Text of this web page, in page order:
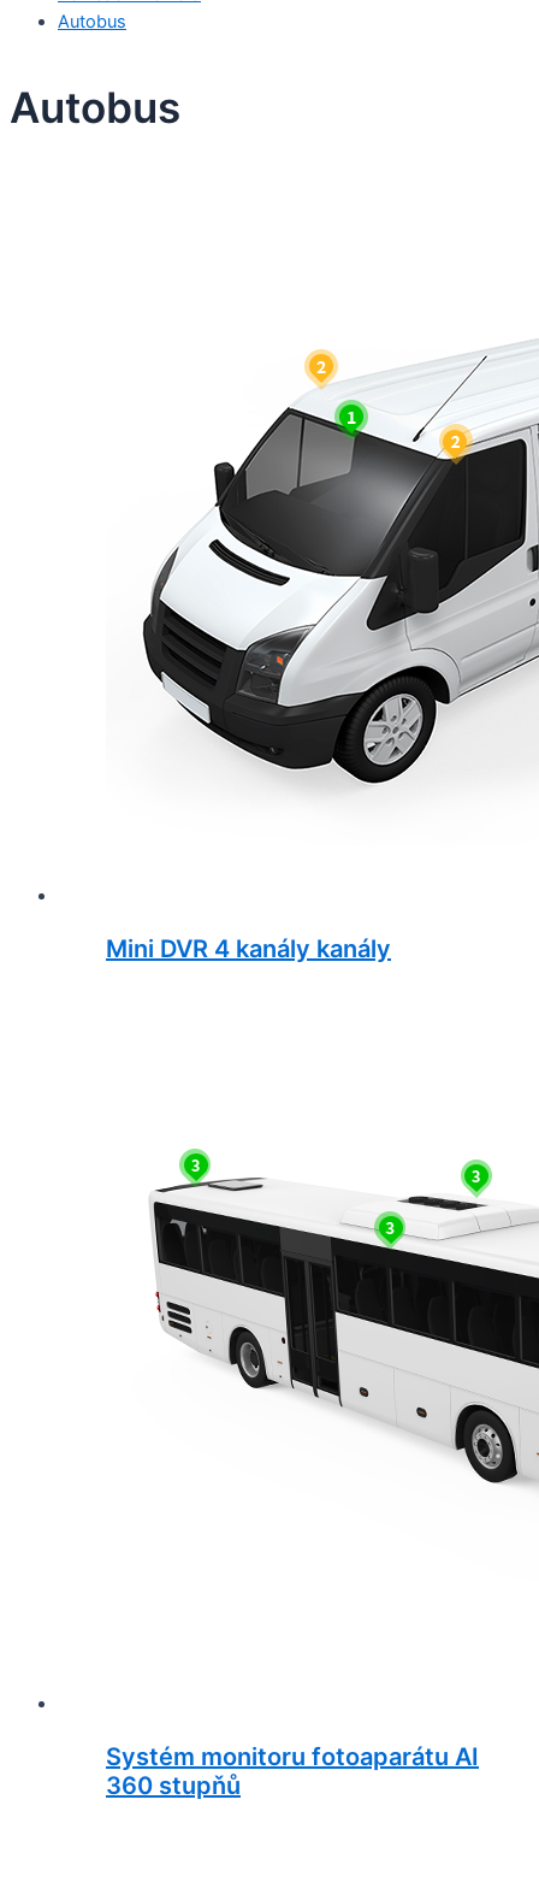
Autobus
Autobus
Mini DVR 4 kanály kanály
Systém monitoru fotoaparátu AI
360 stupňů